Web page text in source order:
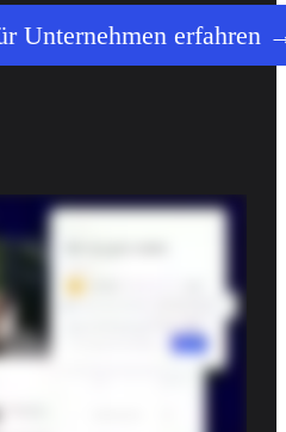
Unternehmen erfahren